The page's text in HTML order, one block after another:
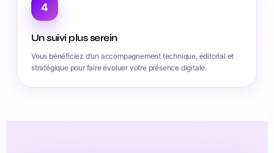
4
Un suivi plus serein
Vous bénéficiez d’un accompagnement technique, éditorial et
stratégique pour faire évoluer votre présence digitale.